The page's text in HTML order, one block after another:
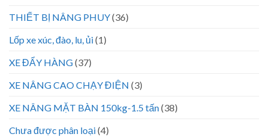
THIẾT BỊ NÂNG PHUY(36)
Lốp xe xúc, đào, lu, ủi(1)
XE ĐẨY HÀNG(37)
XE NÂNG CAO CHẠY ĐIỆN (3)
XE NÂNG MẶT BÀN 150kg-1.5 tấn(38)
Chưa được phân loại(4)